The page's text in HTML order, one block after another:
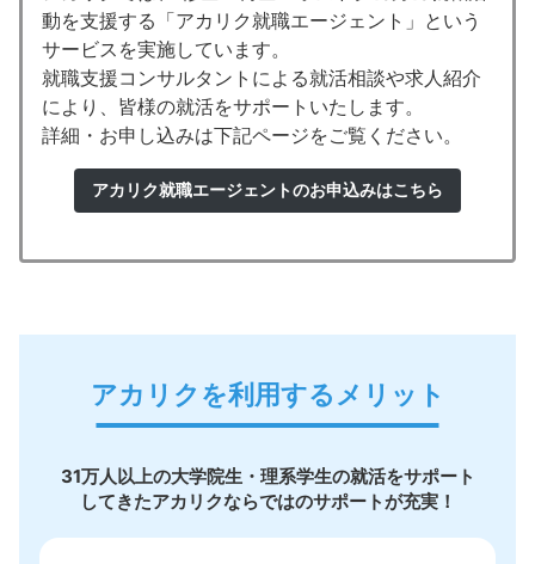
動を支援する「アカリク就職エージェント」という
サービスを実施しています。
就職支援コンサルタントによる就活相談や求人紹介
により、皆様の就活をサポートいたします。
詳細・お申し込みは下記ページをご覧ください。
アカリク就職エージェントのお申込みはこちら
アカリクを利用するメリット
31万人以上の大学院生・理系学生の就活をサポート
してきたアカリクならではのサポートが充実！